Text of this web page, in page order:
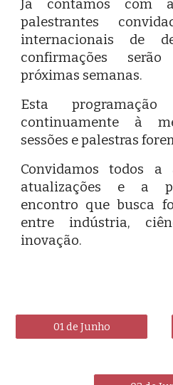
Já contamos com
palestrantes
internacionais de
confirmações
próximas semanas.
Esta
continuamente à
sessões e palestras
Convidamos todos a
atualizações e a
encontro que busca
entre indústria,
inovação.
01 de Junho